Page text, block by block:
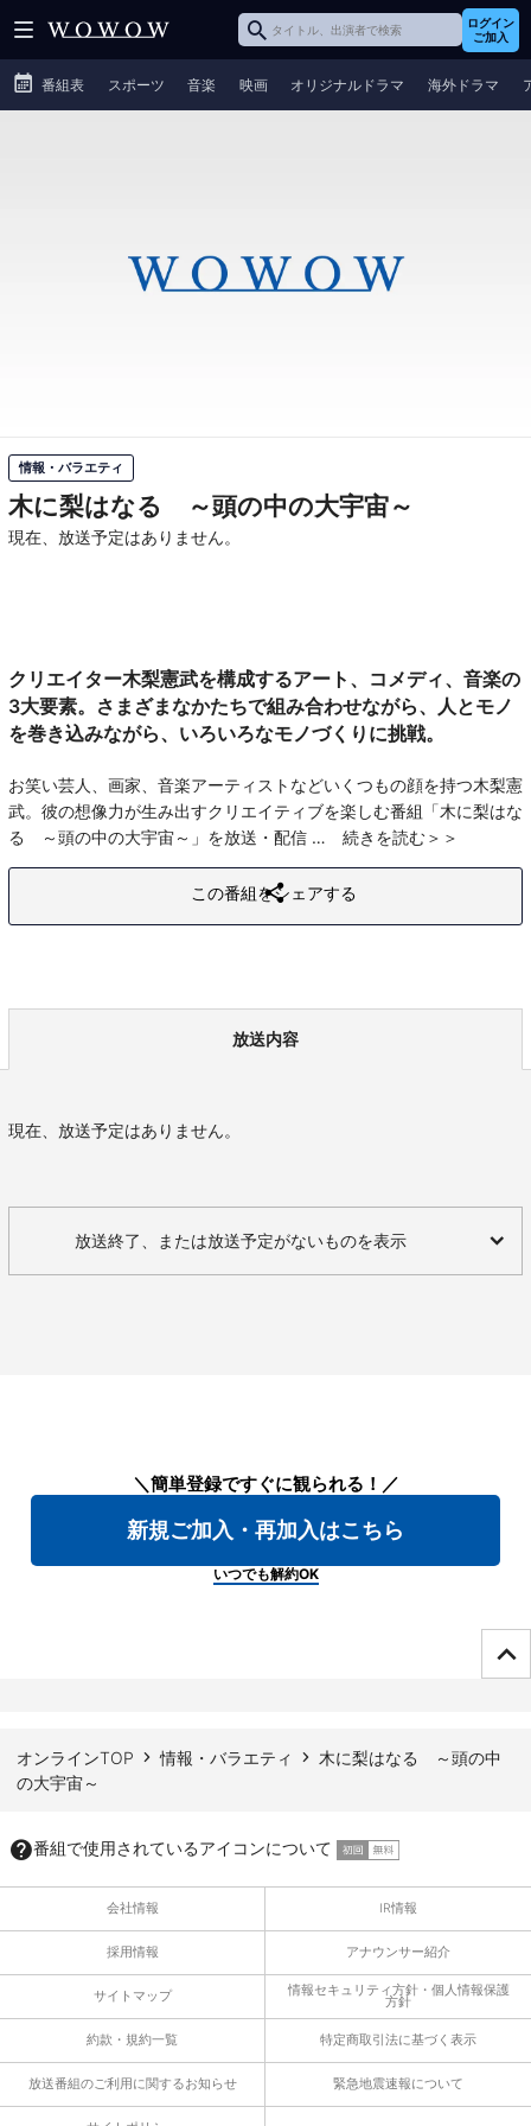
ログイン
ご加入
番組表 スポーツ 音楽 映画 オリジナルドラマ 海外ドラマ
情報・バラエティ
木に梨はなる ～頭の中の大宇宙～
現在、放送予定はありません。
クリエイター木梨憲武を構成するアート、コメディ、音楽の
3大要素。さまざまなかたちで組み合わせながら、人とモノ
を巻き込みながら、いろいろなモノづくりに挑戦。
お笑い芸人、画家、音楽アーティストなどいくつもの顔を持つ木梨憲
武。彼の想像力が生み出すクリエイティブを楽しむ番組「木に梨はな
る ～頭の中の大宇宙～」を放送・配信
続きを読む
この番組をシェアする
放送内容
現在、放送予定はありません。
放送終了、または放送予定がないものを表示
＼簡単登録ですぐに観られる！／
新規ご加入・再加入はこちら
いつでも解約OK
オンラインTOP 情報・バラエティ
木に梨はなる ～頭の中
の大宇宙～
番組で使用されているアイコンについて
会社情報 IR情報
採用情報 アナウンサー紹介
サイトマップ 情報セキュリティ方針・個人情報保護
方針
約款・規約一覧 特定商取引法に基づく表示
放送番組のご利用に関するお知らせ 緊急地震速報について